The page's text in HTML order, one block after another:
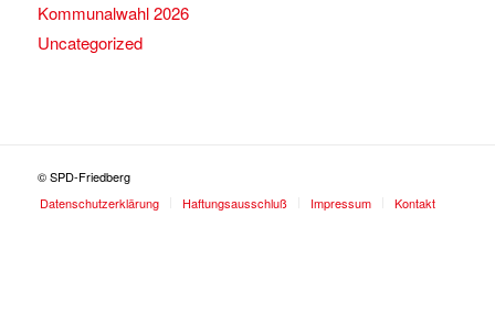
Kommunalwahl 2026
Uncategorized
© SPD-Friedberg
Datenschutzerklärung
Haftungsausschluß Impressum Kontakt